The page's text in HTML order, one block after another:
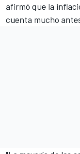
afirmó que la
cuenta mucho